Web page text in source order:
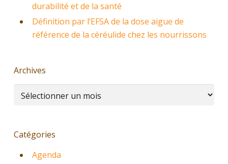
durabilité et de la santé
Définition par l’EFSA de la dose aigue de
référence de la céréulide chez les nourrissons
Archives
Archives
Catégories
Agenda